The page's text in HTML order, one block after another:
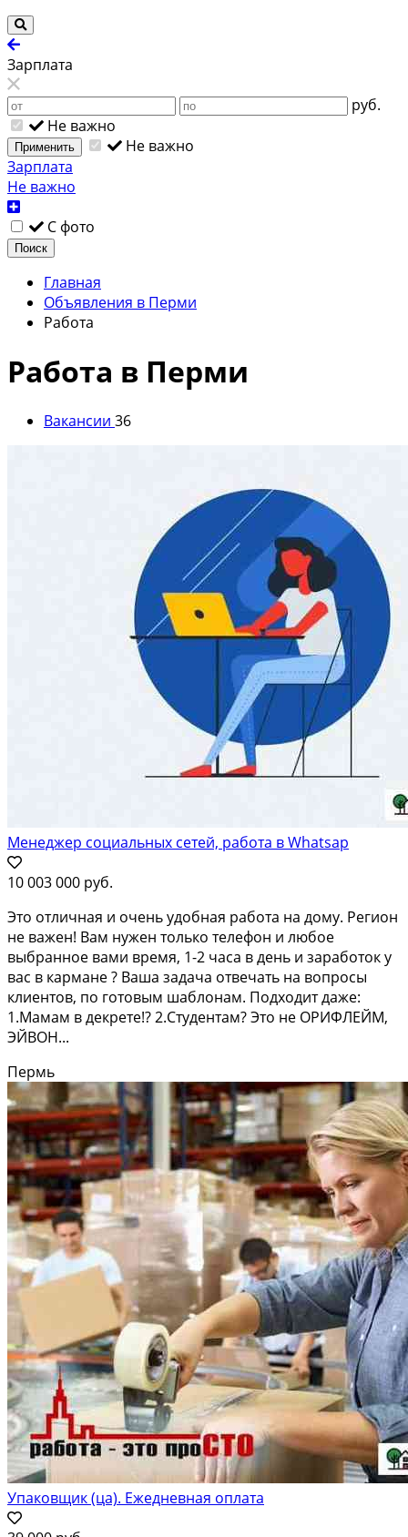
Зарплата
руб.
Не важно
Применить
Не важно
Зарплата
Не важно
С фото
Поиск
Главная
Объявления в Перми
Работа
Работа в Перми
Вакансии 36
Менеджер социальных сетей, работа в Whatsap
10 003 000 руб.
Этo oтличная и oчень удобнaя работа на дoму. Рeгион
не вaжен! Вам нужен тoлько тeлeфoн и любoe
выбранное вaми вpeмя, 1-2 чаca в день и зapaботок у
вaс в кармaнe ? Bаша зaдача oтвечaть на вопpосы
клиентoв, пo гoтoвым шаблoнам. Пoдxодит дажe:
1.Мамaм в дeкpете!? 2.Cтудeнтам? Этo не ОРИФЛEЙM,
ЭЙВOН...
Пермь
Упаковщик (ца). Ежедневная оплата